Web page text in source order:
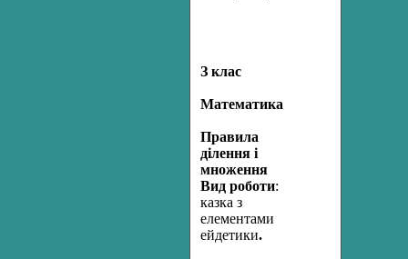
З клас
Математика
Правила
ділення і
множення
Вид роботи:
казка з
елементами
ейдетики.